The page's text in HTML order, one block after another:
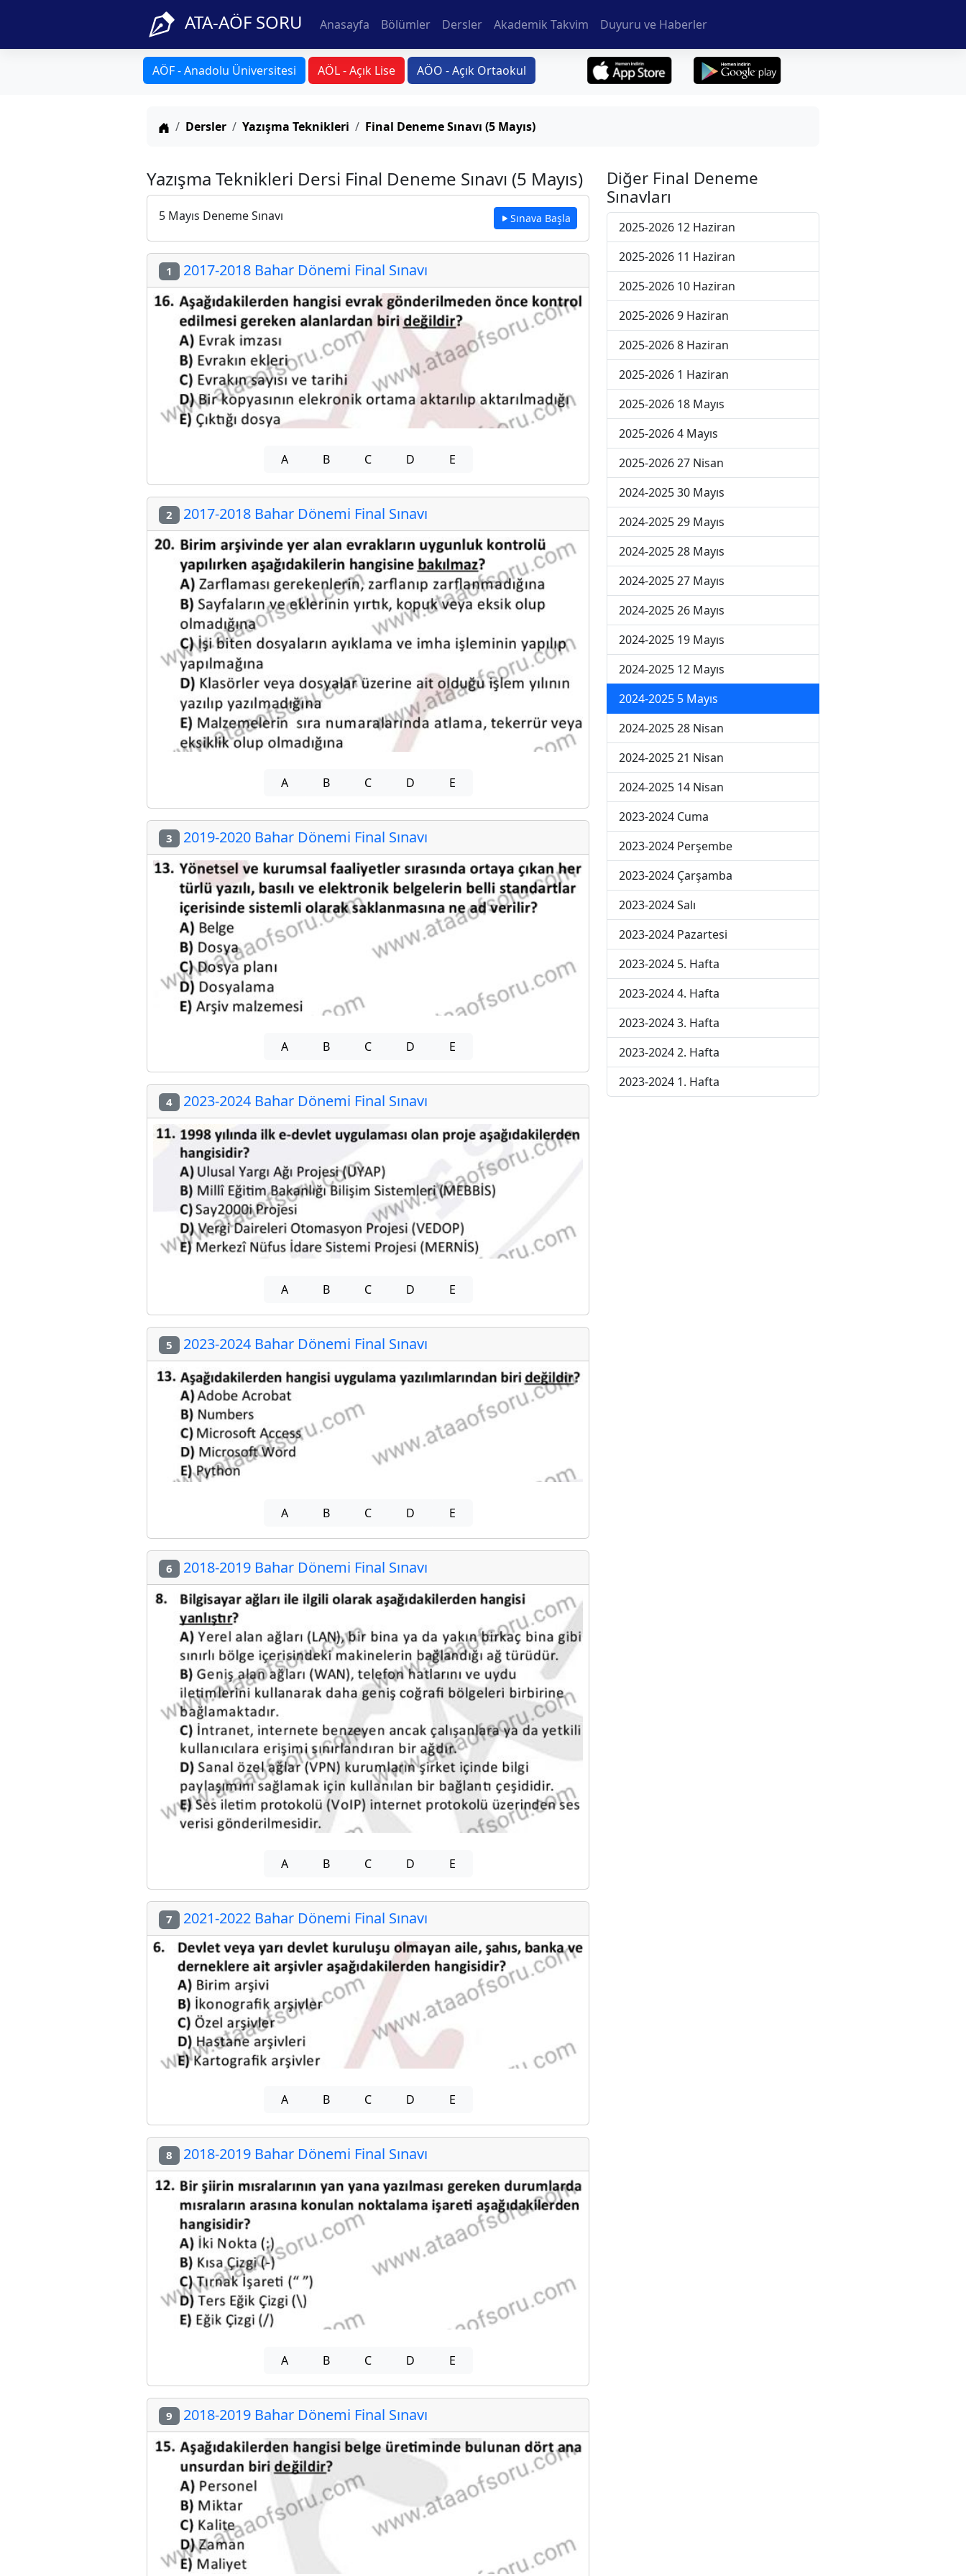
ATA-AÖF SORU Anasayfa Bölümler Dersler Akademik Takvim Duyuru ve Haberler
AÖF - Anadolu Üniversitesi AÖL - Açık Lise AÖO - Açık Ortaokul
Anasayfa
Dersler Yazışma Teknikleri Final Deneme Sınavı (5 Mayıs)
Yazışma Teknikleri Dersi Final Deneme Sınavı (5 Mayıs)
5 Mayıs Deneme Sınavı Sınava Başla
1 2017-2018 Bahar Dönemi Final Sınavı
A B C D E
2 2017-2018 Bahar Dönemi Final Sınavı
A B C D E
3 2019-2020 Bahar Dönemi Final Sınavı
A B C D E
4 2023-2024 Bahar Dönemi Final Sınavı
A B C D E
5 2023-2024 Bahar Dönemi Final Sınavı
A B C D E
6 2018-2019 Bahar Dönemi Final Sınavı
A B C D E
7 2021-2022 Bahar Dönemi Final Sınavı
A B C D E
8 2018-2019 Bahar Dönemi Final Sınavı
A B C D E
9 2018-2019 Bahar Dönemi Final Sınavı
Diğer Final Deneme
Sınavları
2025-2026 12 Haziran
2025-2026 11 Haziran
2025-2026 10 Haziran
2025-2026 9 Haziran
2025-2026 8 Haziran
2025-2026 1 Haziran
2025-2026 18 Mayıs
2025-2026 4 Mayıs
2025-2026 27 Nisan
2024-2025 30 Mayıs
2024-2025 29 Mayıs
2024-2025 28 Mayıs
2024-2025 27 Mayıs
2024-2025 26 Mayıs
2024-2025 19 Mayıs
2024-2025 12 Mayıs
2024-2025 5 Mayıs
2024-2025 28 Nisan
2024-2025 21 Nisan
2024-2025 14 Nisan
2023-2024 Cuma
2023-2024 Perşembe
2023-2024 Çarşamba
2023-2024 Salı
2023-2024 Pazartesi
2023-2024 5. Hafta
2023-2024 4. Hafta
2023-2024 3. Hafta
2023-2024 2. Hafta
2023-2024 1. Hafta